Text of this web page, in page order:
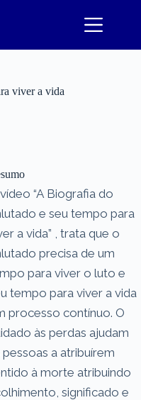
viver a vida
“A Biografia do
e seu tempo para
a vida” , trata que o
precisa de um
para viver o luto e
tempo para viver a vida
processo contínuo. O
às perdas ajudam
pessoas a atribuírem
à morte atribuindo
significado e